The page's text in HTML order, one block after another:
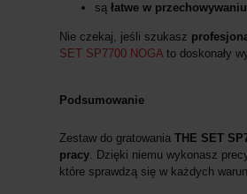
są łatwe w przechowywaniu
Nie czekaj, jeśli szukasz
SET SP7700 NOGAto doskonały
Podsumowanie
Zestaw do gratowania THE SET
pracy. Dzięki niemu wykonasz
które sprawdzą się w każdych